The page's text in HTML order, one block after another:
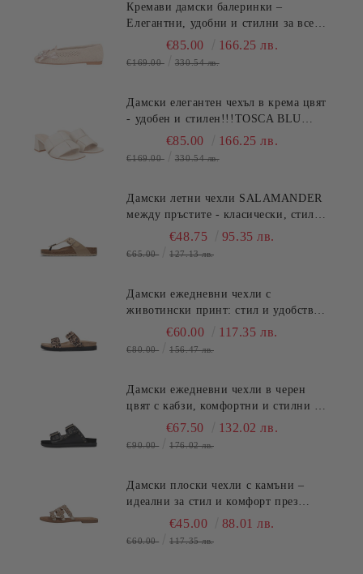
Кремави дамски балеринки –
Елегантни, удобни и стилни за всеки
ден TOSCA BLU (SKU)2613S134
€85.00 166.25 лв.
€169.00 330.54 лв.
Дамски елегантен чехъл в крема цвят
- удобен и стилен!!!TOSCA BLU
(SKU)2622S220
€85.00 166.25 лв.
€169.00 330.54 лв.
Дамски летни чехли SALAMANDER
между пръстите - класически, стилни
и удобни! (SKU)AV380
€48.75 95.35 лв.
€65.00 127.13 лв.
Дамски ежедневни чехли с
животински принт: стил и удобство
SALAMANDER (SKU)AS39
€60.00 117.35 лв.
€80.00 156.47 лв.
Дамски ежедневни чехли в черен
цвят с кабзи, комфортни и стилни за
лятото.SALAMANDER (SKU)AS3821.
€67.50 132.02 лв.
€90.00 176.02 лв.
Дамски плоски чехли с камъни –
идеални за стил и комфорт през
лятото TT.BAGATT (SKU)ASY92
€45.00 88.01 лв.
€60.00 117.35 лв.